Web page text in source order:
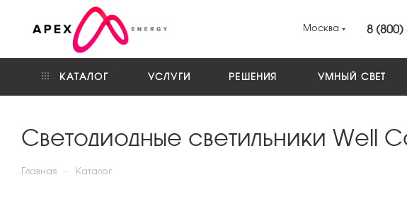
Москва 8 (800)
КАТАЛОГ УСЛУГИ РЕШЕНИЯ УМНЫЙ СВЕТ
Cветодиодные светильники Well
Главная — Каталог